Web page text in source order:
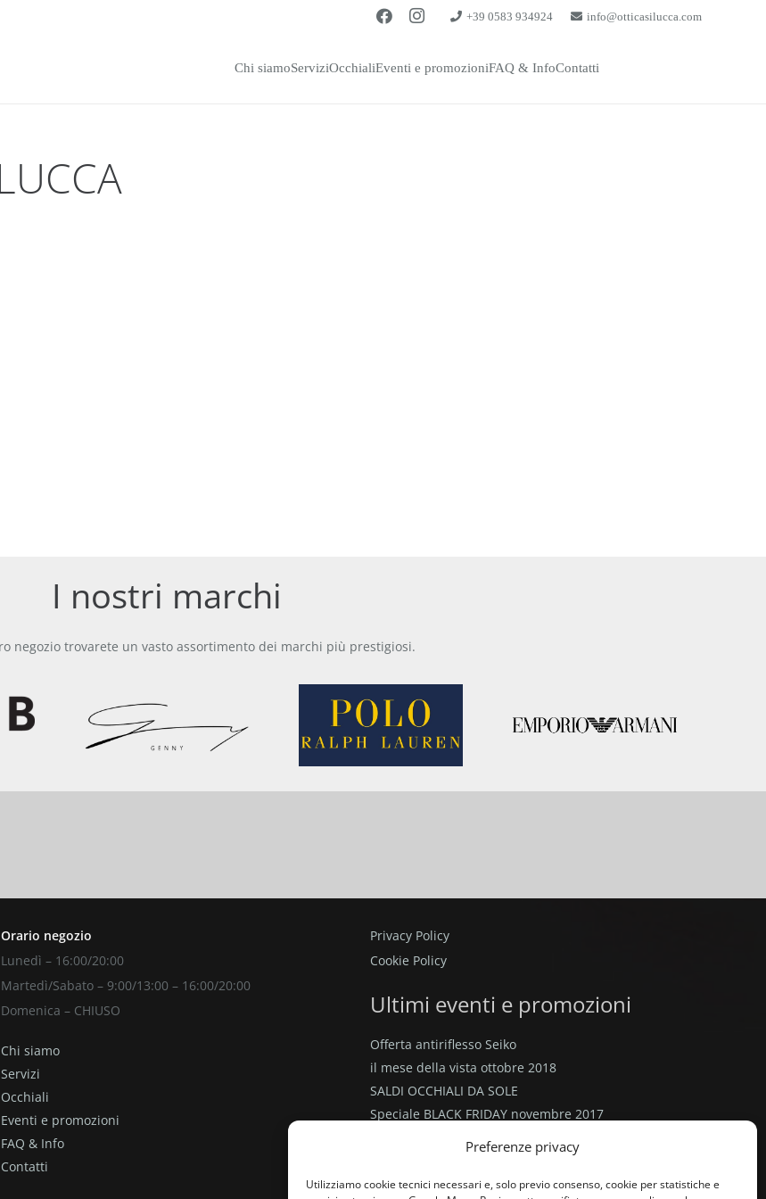
Preferenze privacy
Utilizziamo cookie tecnici necessari e, solo previo consenso, cookie per statistiche e
+39 0583 934924 info@otticasilucca.com
Chi siamoServiziOcchialiEventi e promozioniFAQ & InfoContatti
I nostri marchi
negozio trovarete un vasto assortimento dei marchi più prestigiosi.
Orario negozio
Lunedì – 16:00/20:00
Martedì/Sabato – 9:00/13:00 – 16:00/20:00
Domenica – CHIUSO
Chi siamo
Servizi
Occhiali
Eventi e promozioni
FAQ & Info
Contatti
Privacy Policy
Cookie Policy
Ultimi eventi e promozioni
Offerta antiriflesso Seiko
il mese della vista ottobre 2018
SALDI OCCHIALI DA SOLE
Speciale BLACK FRIDAY novembre 2017
Promozione valida fino al 30 novembre 2017